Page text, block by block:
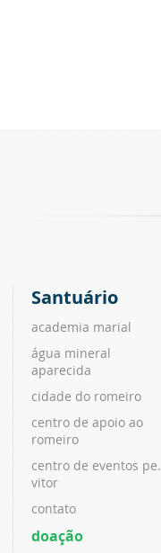
Santuário
academia marial
água mineral
aparecida
cidade do romeiro
centro de apoio ao
romeiro
centro de eventos pe.
vitor
contato
doação